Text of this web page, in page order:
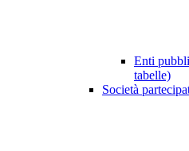
Enti
tabelle)
Società